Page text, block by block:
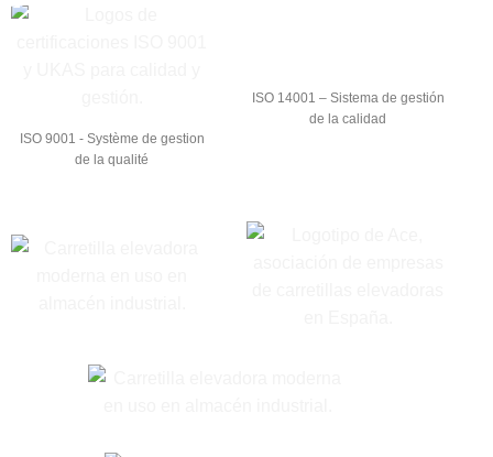
ISO 9001 - Système de gestion
de la qualité
ISO 14001 – Sistema de gestión
de la calidad